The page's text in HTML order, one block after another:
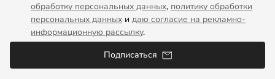
обработку персональных данных, политику обработки
персональных данных и даю согласие на рекламно-
информационную рассылку.
Подписаться